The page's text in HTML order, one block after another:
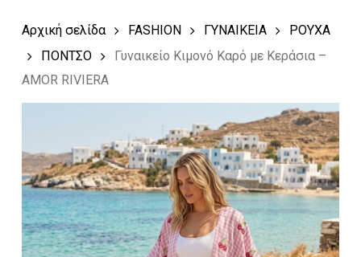
Αρχική σελίδα FASHION ΓΥΝΑΙΚΕΙΑ
ΡΟΥΧΑ
ΠΟΝΤΣΟ
Γυναικείο Κιμονό Καρό με Κεράσια –
AMOR RIVIERA